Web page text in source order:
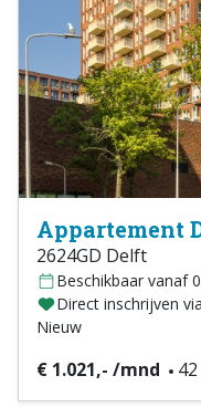
Appartement
2624GD Delft
Beschikbaar vanaf
Direct inschrijven
Nieuw
€ 1.021,- /mnd